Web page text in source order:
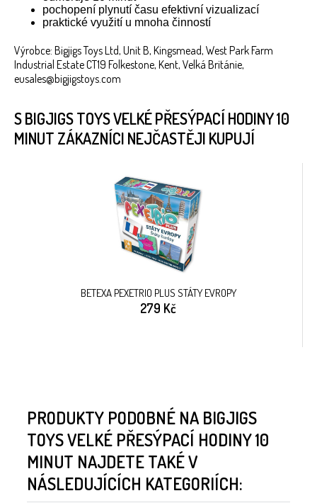
pochopení plynutí času efektivní vizualizací
praktické využití u mnoha činností
Výrobce: Bigjigs Toys Ltd, Unit B, Kingsmead, West Park Farm
Industrial Estate CT19 Folkestone, Kent, Velká Británie,
eusales@bigjigstoys.com
S BIGJIGS TOYS VELKÉ PŘESÝPACÍ HODINY 10
MINUT ZÁKAZNÍCI NEJČASTĚJI KUPUJÍ
BETEXA PEXETRIO PLUS STÁTY EVROPY
279 Kč
PRODUKTY PODOBNÉ NA BIGJIGS
TOYS VELKÉ PŘESÝPACÍ HODINY 10
MINUT NAJDETE TAKÉ V
NÁSLEDUJÍCÍCH KATEGORIÍCH: